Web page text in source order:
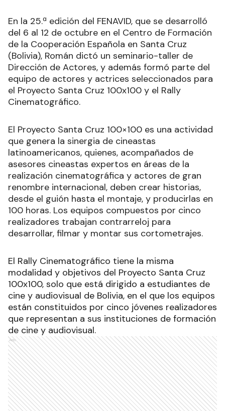
En la 25.ª edición del FENAVID, que se desarrolló
del 6 al 12 de octubre en el Centro de Formación
de la Cooperación Española en Santa Cruz
(Bolivia), Román dictó un seminario-taller de
Dirección de Actores, y además formó parte del
equipo de actores y actrices seleccionados para
el Proyecto Santa Cruz 100x100 y el Rally
Cinematográfico.
El Proyecto Santa Cruz 100×100 es una actividad
que genera la sinergia de cineastas
latinoamericanos, quienes, acompañados de
asesores cineastas expertos en áreas de la
realización cinematográfica y actores de gran
renombre internacional, deben crear historias,
desde el guión hasta el montaje, y producirlas en
100 horas. Los equipos compuestos por cinco
realizadores trabajan contrarreloj para
desarrollar, filmar y montar sus cortometrajes.
El Rally Cinematográfico tiene la misma
modalidad y objetivos del Proyecto Santa Cruz
100x100, solo que está dirigido a estudiantes de
cine y audiovisual de Bolivia, en el que los equipos
están constituidos por cinco jóvenes realizadores
que representan a sus instituciones de formación
de cine y audiovisual.
Ads